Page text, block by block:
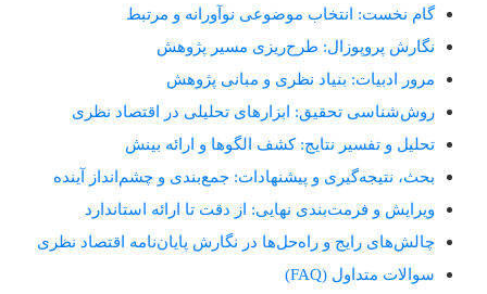
گام نخست: انتخاب موضوعی نوآورانه و مرتبط
نگارش پروپوزال: طرح‌ریزی مسیر پژوهش
مرور ادبیات: بنیاد نظری و مبانی پژوهش
روش‌شناسی تحقیق: ابزارهای تحلیلی در اقتصاد نظری
تحلیل و تفسیر نتایج: کشف الگوها و ارائه بینش
بحث، نتیجه‌گیری و پیشنهادات: جمع‌بندی و چشم‌انداز آینده
ویرایش و فرمت‌بندی نهایی: از دقت تا ارائه استاندارد
چالش‌های رایج و راه‌حل‌ها در نگارش پایان‌نامه اقتصاد نظری
سوالات متداول (FAQ)